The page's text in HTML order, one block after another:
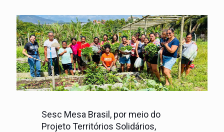
Sesc Mesa Brasil, por meio do
Projeto Territórios Solidários,